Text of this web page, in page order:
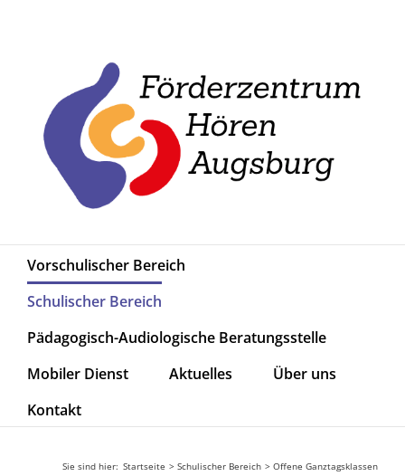
Vorschulischer Bereich
Schulischer Bereich
Pädagogisch-Audiologische Beratungsstelle
Mobiler Dienst
Aktuelles
Über uns
Kontakt
Sie sind hier: Startseite Schulischer Bereich Offene Ganztagsklassen